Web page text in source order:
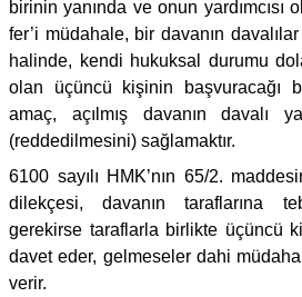
birinin yanında ve onun yardımcısı
fer’i müdahale, bir davanın
halinde, kendi hukuksal durumu
olan üçüncü kişinin başvuracağı
amaç, açılmış davanın davalı
(reddedilmesini) sağlamaktır.
6100 sayılı HMK’nın 65/2.
dilekçesi, davanın taraflarına
gerekirse taraflarla birlikte üçüncü
davet eder, gelmeseler dahi
verir.